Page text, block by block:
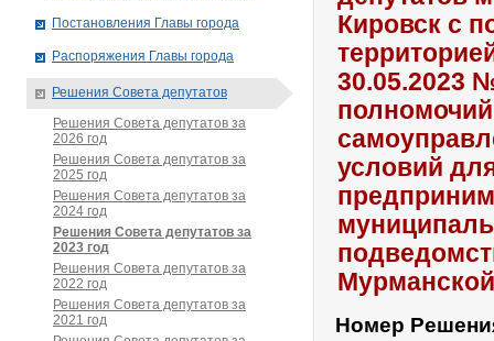
Кировск с
30.05.2023
условий
Номер
Постановления Главы города
Распоряжения Главы города
Решения Совета депутатов
Решения Совета депутатов за
2026 год
Решения Совета депутатов за
2025 год
Решения Совета депутатов за
2024 год
Решения Совета депутатов за
2023 год
Решения Совета депутатов за
2022 год
Решения Совета депутатов за
2021 год